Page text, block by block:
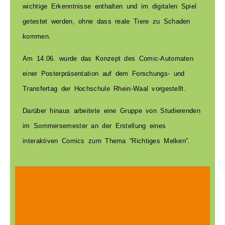
wichtige Erkenntnisse enthalten und im digitalen Spiel
getestet werden, ohne dass reale Tiere zu Schaden
kommen.
Am 14.06. wurde das Konzept des Comic-Automaten
einer Posterpräsentation auf dem Forschungs- und
Transfertag der Hochschule Rhein-Waal vorgestellt.
Darüber hinaus arbeitete eine Gruppe von Studierenden
im Sommersemester an der Erstellung eines
interaktiven Comics zum Thema “Richtiges Melken”.